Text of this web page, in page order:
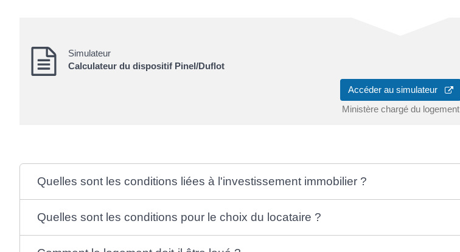
Simulateur
Calculateur du dispositif Pinel/Duflot
Accéder au simulateur
Ministère chargé du logement
Quelles sont les conditions liées à l'investissement immobilier ?
Quelles sont les conditions pour le choix du locataire ?